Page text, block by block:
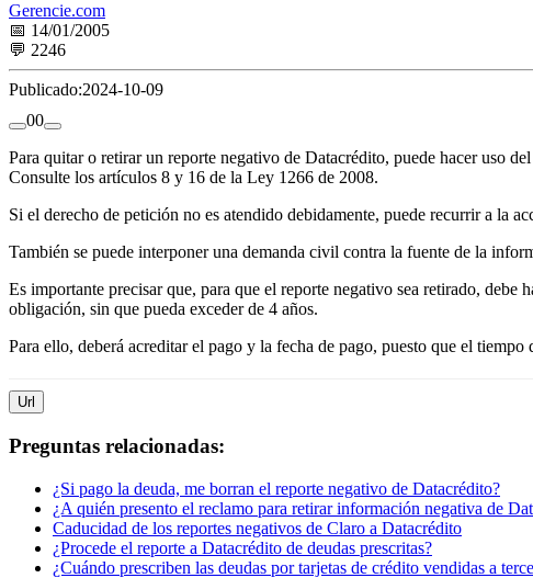
Gerencie.com
📅 14/01/2005
💬 2246
Publicado:2024-10-09
00
Para quitar o retirar un reporte negativo de Datacrédito, puede hacer uso
Consulte los artículos 8 y 16 de la Ley 1266 de 2008.
Si el derecho de petición no es atendido debidamente, puede recurrir a la
También se puede interponer una demanda civil contra la fuente de la
Es importante precisar que, para que el reporte negativo sea retirado,
obligación, sin que pueda exceder de 4 años.
Para ello, deberá acreditar el pago y la fecha de pago, puesto que el
Url
Preguntas relacionadas:
¿Si pago la deuda, me borran el reporte negativo de Datacrédito?
¿A quién presento el reclamo para retirar información negativa de
Caducidad de los reportes negativos de Claro a Datacrédito
¿Procede el reporte a Datacrédito de deudas prescritas?
¿Cuándo prescriben las deudas por tarjetas de crédito vendidas a